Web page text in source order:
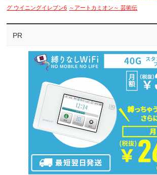
グ ウイニングイレブン6 ～アートカミオン～ 芸術伝
PR